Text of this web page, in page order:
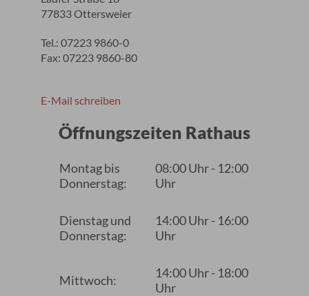
77833 Ottersweier
Tel.: 07223 9860-0
Fax: 07223 9860-80
E-Mail schreiben
Öffnungszeiten Rathaus
Montag bis
Donnerstag:
08:00 Uhr - 12:00
Uhr
Dienstag und
Donnerstag:
14:00 Uhr - 16:00
Uhr
Mittwoch:
14:00 Uhr - 18:00
Uhr